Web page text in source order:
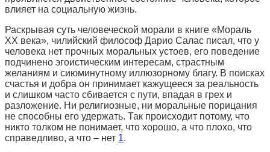
влияет на социальную жизнь.
Раскрывая суть человеческой морали в книге «Мораль
ХХ века», чилийский философ Дарио Салас писал, что у
человека нет прочных моральных устоев, его поведение
подчинено эгоистическим интересам, страстным
желаниям и сиюминутному иллюзорному благу. В поисках
счастья и добра он принимает кажущееся за реальность
и слишком часто сбивается с пути, впадая в грех и
разложение. Ни религиозные, ни моральные порицания
не способны его удержать. Так происходит потому, что
никто толком не понимает, что хорошо, а что плохо, что
справедливо, а что – нет 1.